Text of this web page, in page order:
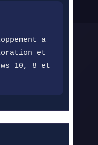
a
et
10, 8 et